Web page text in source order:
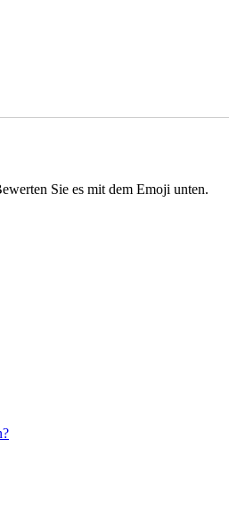
Sie es mit dem Emoji unten.